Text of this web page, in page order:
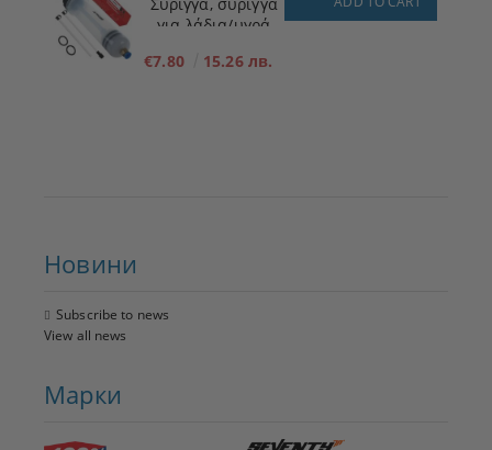
για λάδια/υγρά
€7.80 15.26 лв.
Новини
Subscribe to news
View all news
Марки